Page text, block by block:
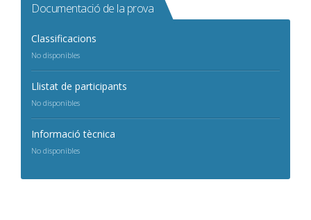
Documentació de la prova
Classificacions
No disponibles
Llistat de participants
No disponibles
Informació tècnica
No disponibles